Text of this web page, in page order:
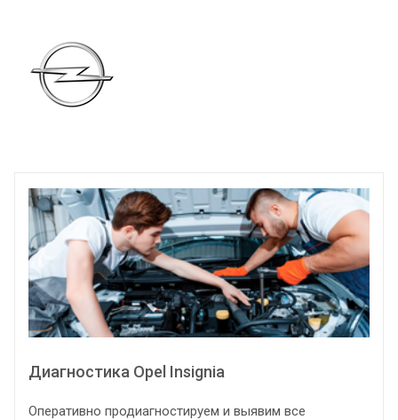
Диагностика Opel Insignia
Оперативно продиагностируем и выявим все